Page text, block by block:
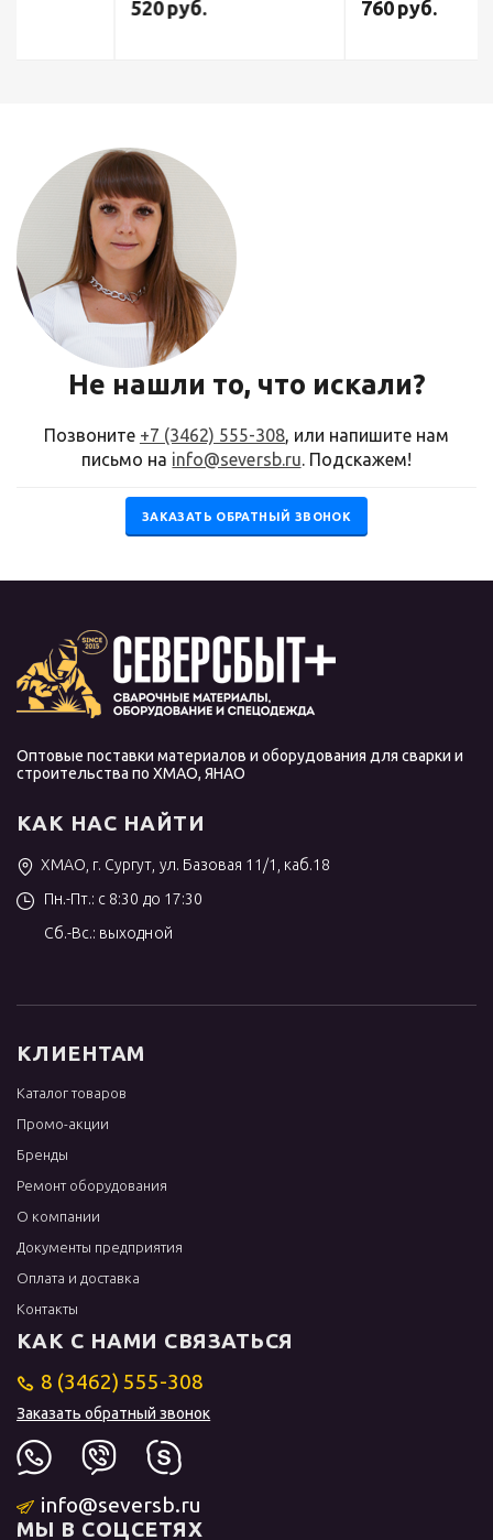
Не нашли то, что искали?
Позвоните +7 (3462) 555-308, или напишите нам
письмо на info@seversb.ru. Подскажем!
ЗАКАЗАТЬ ОБРАТНЫЙ ЗВОНОК
Оптовые поставки материалов и оборудования для сварки и
строительства по ХМАО, ЯНАО
КАК НАС НАЙТИ
ХМАО, г. Сургут, ул. Базовая 11/1, каб.18
Пн.-Пт.: с 8:30 до 17:30
Сб.-Вс.: выходной
КЛИЕНТАМ
Каталог товаров
Промо-акции
Бренды
Ремонт оборудования
О компании
Документы предприятия
Оплата и доставка
Контакты
КАК С НАМИ СВЯЗАТЬСЯ
8 (3462) 555-308
Заказать обратный звонок
info@seversb.ru
МЫ В СОЦСЕТЯХ